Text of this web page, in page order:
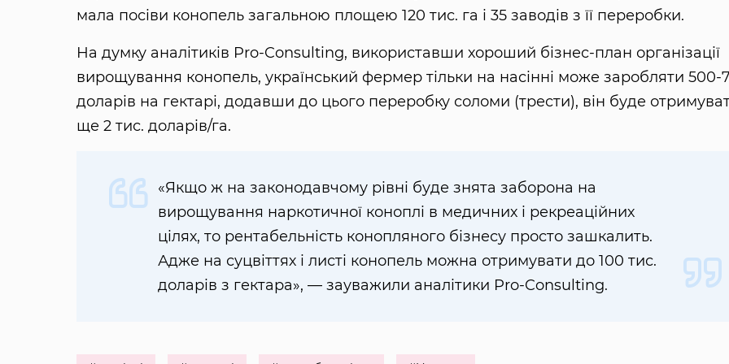
мала посіви конопель загальною площею 120 тис. га і 35 заводів з її переробки.
На думку аналітиків Pro-Consulting, використавши хороший бізнес-план організації
вирощування конопель, український фермер тільки на насінні може заробляти 500-
доларів на гектарі, додавши до цього переробку соломи (трести), він буде
ще 2 тис. доларів/га.
«Якщо ж на законодавчому рівні буде знята заборона на
вирощування наркотичної коноплі в медичних і рекреаційних
цілях, то рентабельність конопляного бізнесу просто зашкалить.
Адже на суцвіттях і листі конопель можна отримувати до 100 тис.
доларів з гектара», — зауважили аналітики Pro-Consulting.